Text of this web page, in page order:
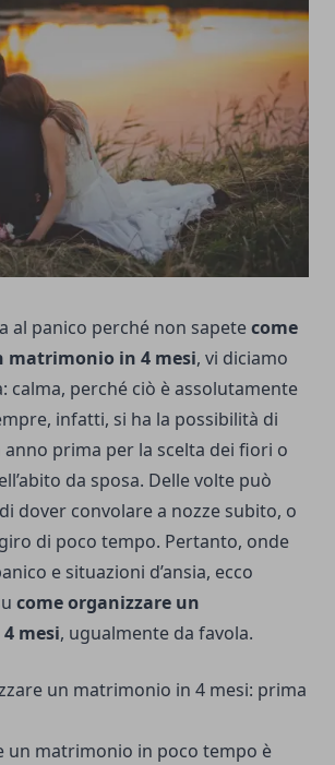
al panico perché non sapetecome
matrimonio in 4 mesi, vi diciamo
calma, perché ciò è assolutamente
infatti, si ha la possibilità di
prima per la scelta dei fiori o
da sposa. Delle volte può
dover convolare a nozze subito, o
di poco tempo. Pertanto, onde
e situazioni d’ansia, ecco
come organizzare un
mesi, ugualmente da favola.
un matrimonio in 4 mesi: prima
un matrimonio in poco tempo è